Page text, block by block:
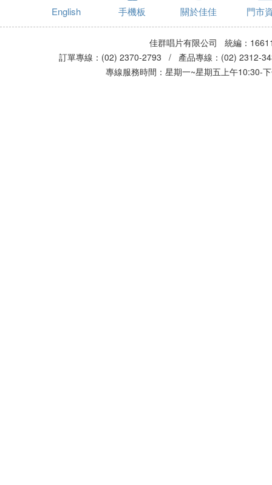
English 手機板 關於佳佳 門市
佳群唱片有限公司 統編：
訂單專線：(02) 2370-2793 / 產品專線：(02)
專線服務時間：星期一~星期五上午10:30-